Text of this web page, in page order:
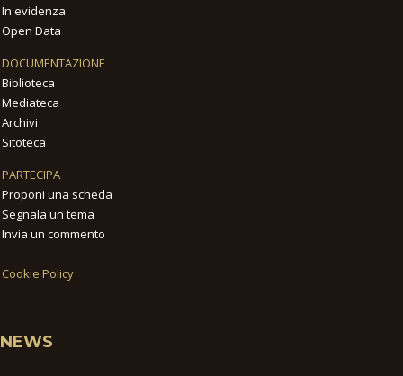
In evidenza
Open Data
DOCUMENTAZIONE
Biblioteca
Mediateca
Archivi
Sitoteca
PARTECIPA
Proponi una scheda
Segnala un tema
Invia un commento
Cookie Policy
NEWS